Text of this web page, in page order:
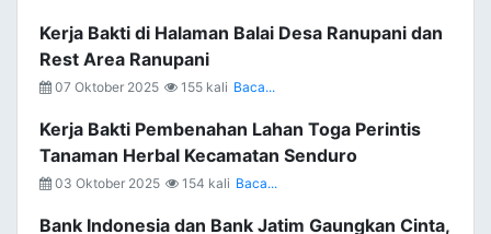
Kerja Bakti di Halaman Balai Desa Ranupani dan
Rest Area Ranupani
07 Oktober 2025 155 kali Baca...
Kerja Bakti Pembenahan Lahan Toga Perintis
Tanaman Herbal Kecamatan Senduro
03 Oktober 2025 154 kali Baca...
Bank Indonesia dan Bank Jatim Gaungkan Cinta,